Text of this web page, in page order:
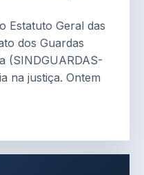
Estatuto Geral das
dos Guardas
(SINDGUARDAS-
na justiça. Ontem